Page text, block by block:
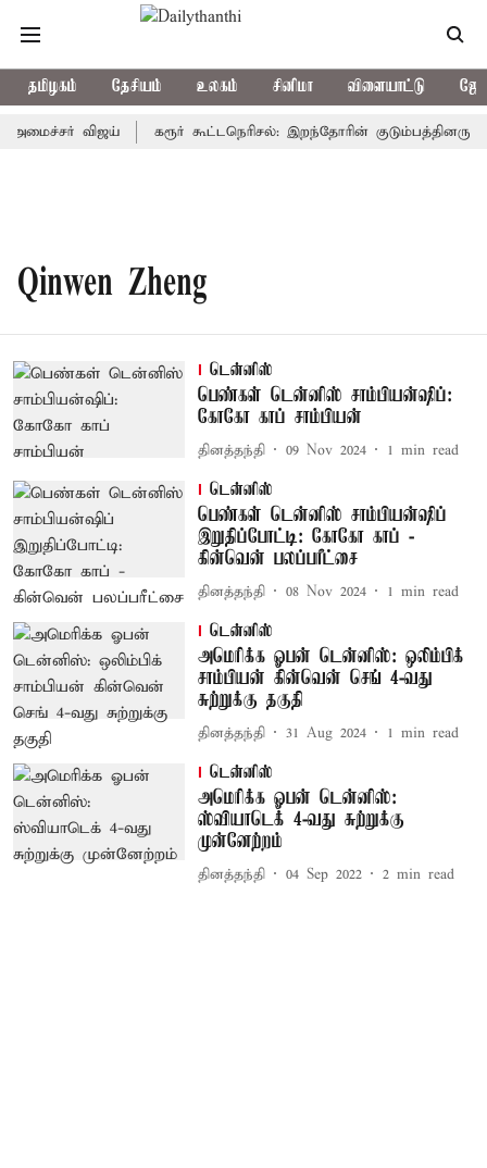
தமிழகம் தேசியம் உலகம் சினிமா விளையாட்டு
அமைச்சர் விஜய் கரூர் கூட்டநெரிசல்: இறந்தோரின்
Qinwen Zheng
டென்னிஸ்
பெண்கள் டென்னிஸ் சாம்பியன்ஷிப்:
கோகோ காப் சாம்பியன்
தினத்தந்தி 09 Nov 2024 1 min read
டென்னிஸ்
பெண்கள் டென்னிஸ் சாம்பியன்ஷிப்
இறுதிப்போட்டி: கோகோ காப் -
கின்வென் பலப்பரீட்சை
தினத்தந்தி 08 Nov 2024 1 min read
டென்னிஸ்
அமெரிக்க ஓபன் டென்னிஸ்: ஒலிம்பிக்
சாம்பியன் கின்வென் செங் 4-வது
சுற்றுக்கு தகுதி
தினத்தந்தி 31 Aug 2024 1 min read
டென்னிஸ்
அமெரிக்க ஓபன் டென்னிஸ்:
ஸ்வியாடெக் 4-வது சுற்றுக்கு
முன்னேற்றம்
தினத்தந்தி 04 Sep 2022 2 min read